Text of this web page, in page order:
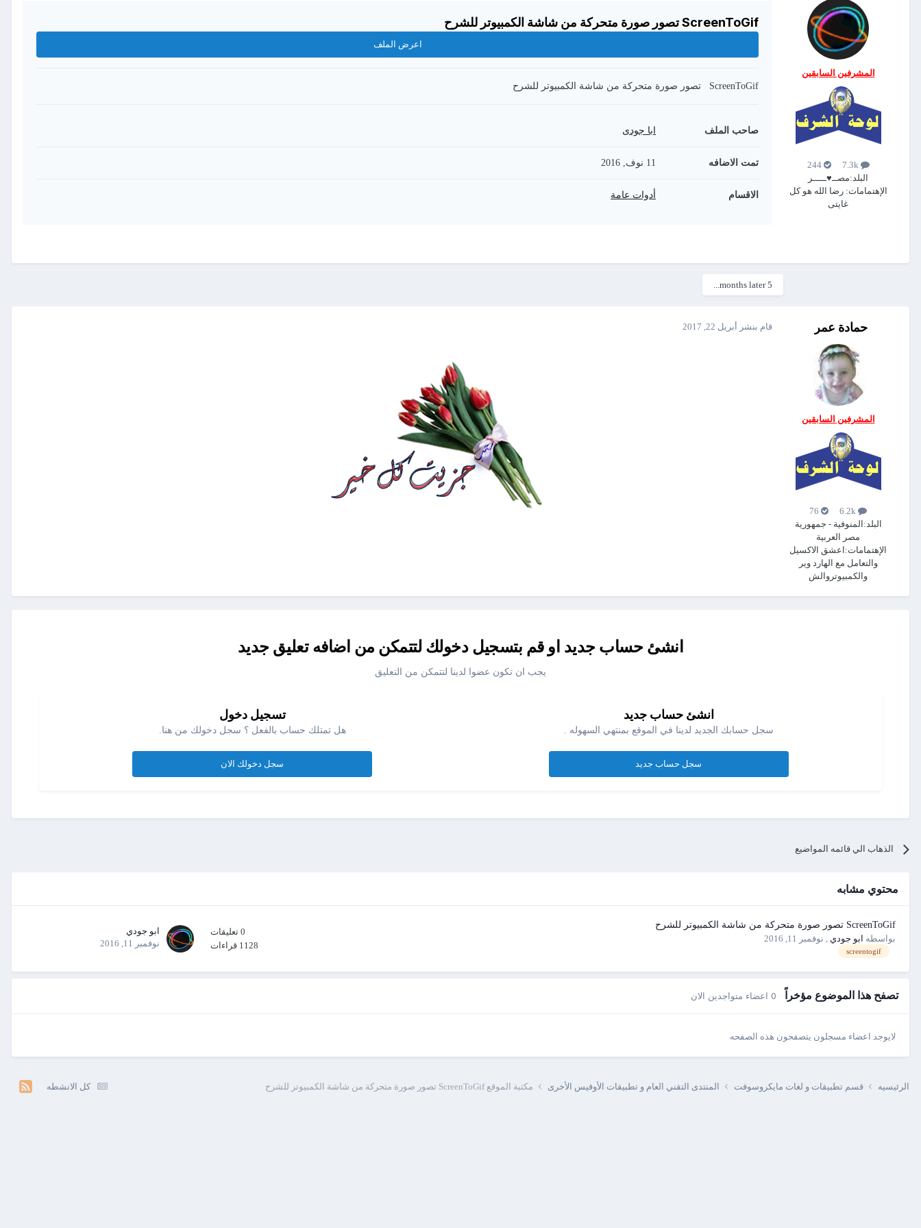
المشرفين السابقين
7.3k
244
البلد:مصــ♥ـــــر
الإهتمامات: رضا الله هو كل
غايتى
ScreenToGif تصور صورة متحركة من شاشة الكمبيوتر للشرح
اعرض الملف
ScreenToGif تصور صورة متحركة من شاشة الكمبيوتر للشرح
صاحب الملف ابا جودى
تمت الاضافه 11 نوف, 2016
الاقسام أدوات عامة
5 months later...
حمادة عمر
المشرفين السابقين
البلد: المنوفية - جمهورية
مصر العربية
الإهتمامات: اعشق الاكسيل
والتعامل مع الهارد وير
والكمبيوتروالش
قام بنشر أبريل 22, 2017
انشئ حساب جديد او قم بتسجيل دخولك لتتمكن من اضافه تعليق جديد
يجب ان تكون عضوا لدينا لتتمكن من التعليق
انشئ حساب جديد
سجل حسابك الجديد لدينا في الموقع بمنتهي السهوله .
سجل حساب جديد
تسجيل دخول
هل تمتلك حساب بالفعل ؟ سجل دخولك من هنا.
سجل دخولك الان
الذهاب الي قائمه المواضيع
محتوي مشابه
ScreenToGif تصور صورة متحركة من شاشة الكمبيوتر للشرح
بواسطه ابو جودي , نوفمبر 11, 2016
screentogif
0 تعليقات
1128 قراءات
ابو جودي
نوفمبر 11, 2016
تصفح هذا الموضوع مؤخراً 0 اعضاء متواجدين الان
لايوجد اعضاء مسجلون يتصفحون هذه الصفحه
كل الانشطه الرئيسيه قسم تطبيقات و لغات مايكروسوفت المنتدى التقني العام و تطبيقات الأوفيس الأخرى مكتبة الموقع ScreenToGif تصور صورة متحركة من شاشة الكمبيوتر للشرح